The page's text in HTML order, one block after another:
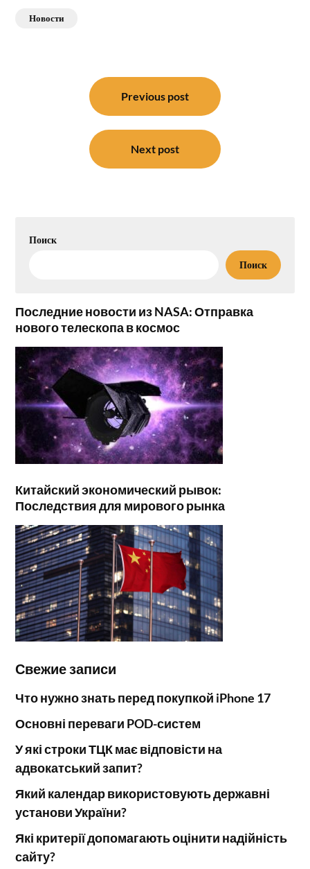
Новости
Previous post
Next post
Поиск
Поиск
Последние новости из NASA: Отправка
нового телескопа в космос
Китайский экономический рывок:
Последствия для мирового рынка
Свежие записи
Что нужно знать перед покупкой iPhone 17
Основні переваги POD-систем
У які строки ТЦК має відповісти на
адвокатський запит?
Який календар використовують державні
установи України?
Які критерії допомагають оцінити надійність
сайту?